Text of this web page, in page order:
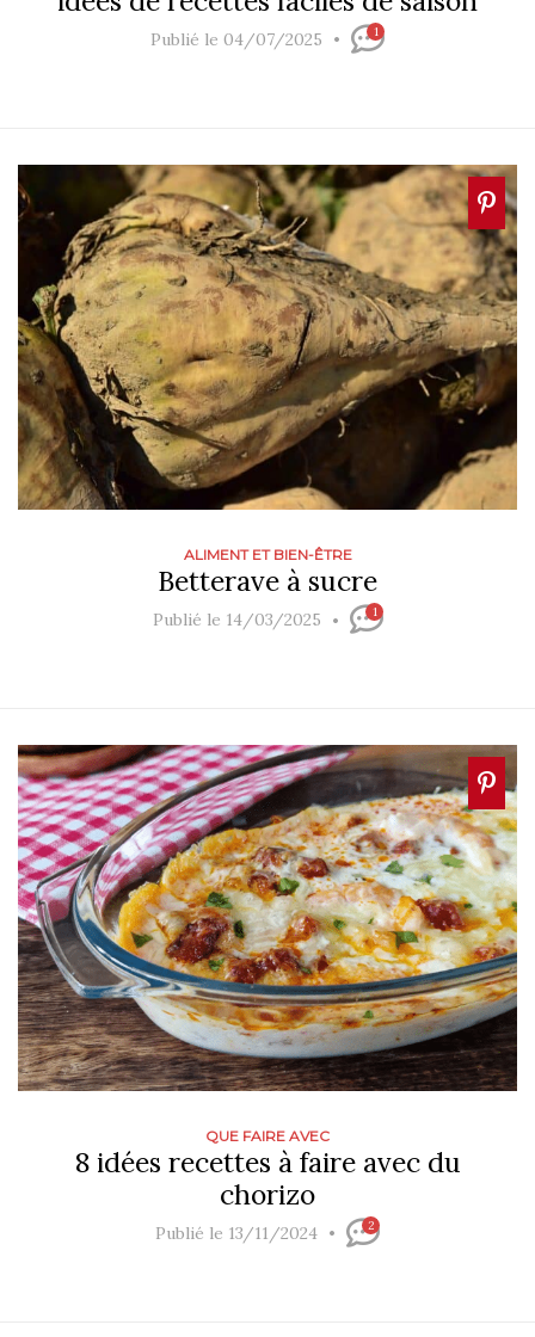
Publié le 04/07/2025 1
ALIMENT ET BIEN-ÊTRE
Betterave à sucre
Publié le 14/03/2025 1
QUE FAIRE AVEC
8 idées recettes à faire avec du
chorizo
Publié le 13/11/2024 2